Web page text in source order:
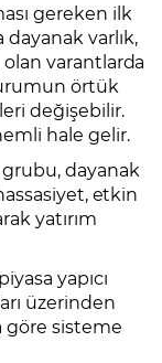
gereken ilk
varlık,
olan varantlarda
örtük
değişebilir.
hale gelir.
grubu, dayanak
etkin
yatırım
yapıcı
üzerinden
göre sisteme